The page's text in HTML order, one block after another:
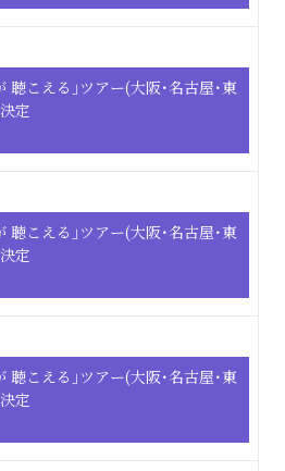
聴こえる｣ツアー(大阪･名古屋･東
定
聴こえる｣ツアー(大阪･名古屋･東
定
聴こえる｣ツアー(大阪･名古屋･東
定